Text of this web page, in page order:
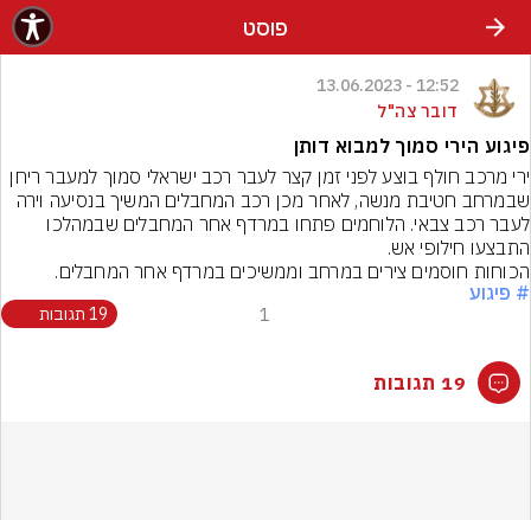
פוסט
12:52 - 13.06.2023
דובר צה"ל
פיגוע הירי סמוך למבוא דותן
הכוחות חוסמים צירים במרחב וממשיכים במרדף אחר המחבלים.
# פיגוע
1 19 תגובות
19 תגובות